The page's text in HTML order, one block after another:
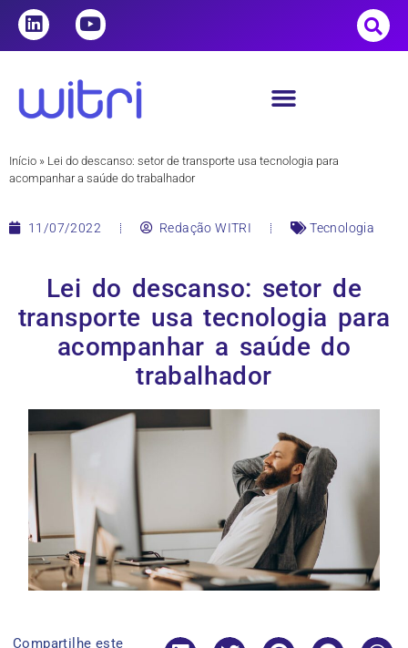
Início » Lei do descanso: setor de transporte usa tecnologia para
acompanhar a saúde do trabalhador
11/07/2022 Redação WITRI Tecnologia
Lei do descanso: setor de
transporte usa tecnologia para
acompanhar a saúde do
trabalhador
Compartilhe este